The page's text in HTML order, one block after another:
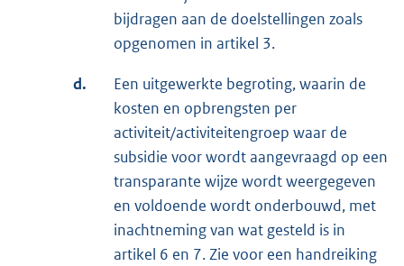
bijdragen aan de doelstellingen zoals
opgenomen in artikel 3.
d.
Een uitgewerkte begroting, waarin de
kosten en opbrengsten per
activiteit/activiteitengroep waar de
subsidie voor wordt aangevraagd op een
transparante wijze wordt weergegeven
en voldoende wordt onderbouwd, met
inachtneming van wat gesteld is in
artikel 6 en 7. Zie voor een handreiking